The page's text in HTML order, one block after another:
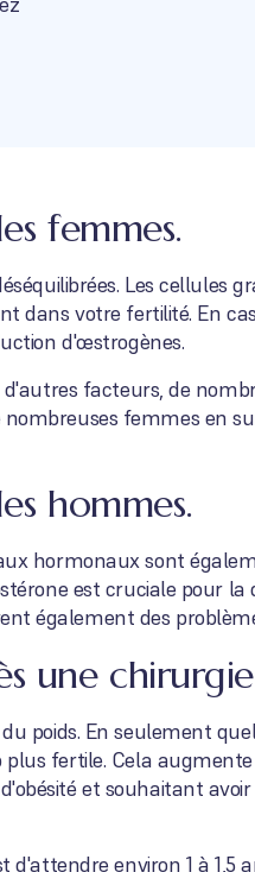
femmes.
Les cellules
votre fertilité. En
d'œstrogènes.
facteurs, de
femmes en
hommes.
hormonaux sont
est cruciale pour
également des
une
poids. En seulement
fertile. Cela
et souhaitant
environ 1 à 1,5